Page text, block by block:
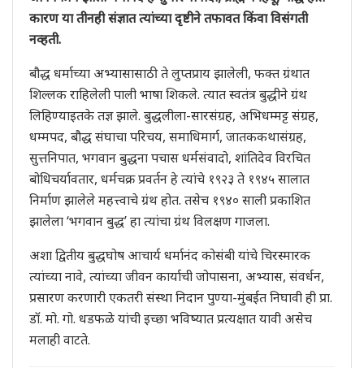
कारण या तीनही संज्ञात त्यांच्या दृष्टीने तफावत किंवा विसंगती
नव्हती.
बौद्ध धर्माच्या अभ्यासासाठी ते लुप्तप्राय झालेली, फक्त ग्रंथात
शिल्लक राहिलेली पाली भाषा शिकले. त्यात स्वतंत्र बुद्धीने ग्रंथ
लिहिण्याइतके तज्ञ झाले. बुद्धलीला-सारसंग्रह, अभिधम्मट्ट संग्रह,
धम्मपद, बौद्ध संघाचा परिचय, समाधिमार्ग, जातककथासंग्रह,
सुत्तनिपात, भगवान बुद्धना पचास धर्मसंवादो, शांतिदेव विरचित
बोधिचर्यावतार, धर्मचक्र प्रवर्तन हे त्यांचे १९२३ ते १९४५ सालात
निर्माण झालेले महत्त्वाचे ग्रंथ होत. तसेच १९४० साली प्रकाशित
झालेला ‘भगवान बुद्ध’ हा त्यांचा ग्रंथ विलक्षण गाजला.
अशा द्वितीय बुद्धघोष आचार्य धर्मानंद कोसंबी यांचे चिरस्मारक
त्यांच्या नावे, त्यांच्या जीवन कार्याची जोपासना, अभ्यास, संवर्धन,
प्रसारण करणारी एकतरी संस्था निदान पुण्या-मुंबईत निघावी ही प्रा.
डॉ. मो. गो. धडफळे यांची इच्छा भविष्यात प्रत्यक्षात यावी असेच
मलाही वाटते.